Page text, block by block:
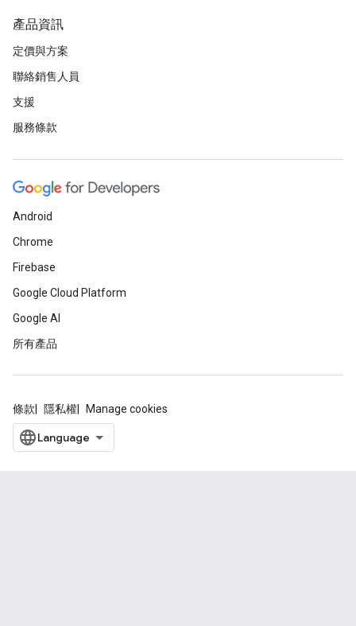
產品資訊
定價與方案
聯絡銷售人員
支援
服務條款
Android
Chrome
Firebase
Google Cloud Platform
Google AI
所有產品
條款 隱私權 Manage cookies